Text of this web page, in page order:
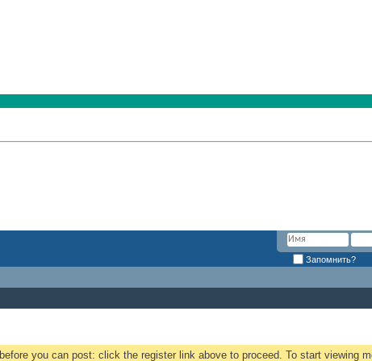
Запомнить?
before you can post: click the register link above to proceed. To start viewing